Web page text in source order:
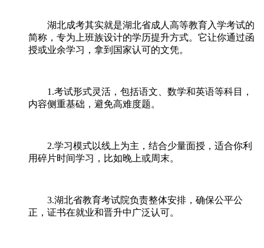
湖北成考其实就是湖北省成人高等教育入学考试的
简称，专为上班族设计的学历提升方式。它让你通过函
授或业余学习，拿到国家认可的文凭。
1.考试形式灵活，包括语文、数学和英语等科目，
内容侧重基础，避免高难度题。
2.学习模式以线上为主，结合少量面授，适合你利
用碎片时间学习，比如晚上或周末。
3.湖北省教育考试院负责整体安排，确保公平公
正，证书在就业和晋升中广泛认可。